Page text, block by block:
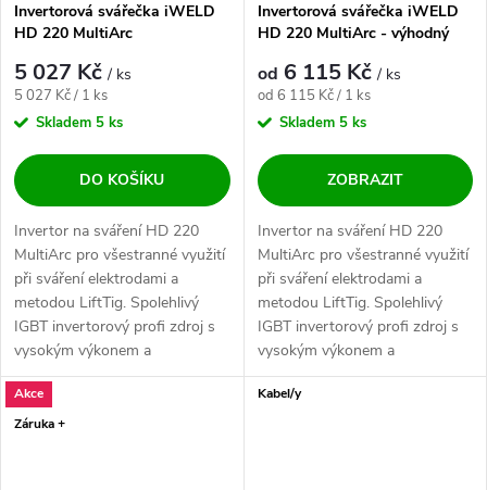
Invertorová svářečka iWELD
HD 220 MultiArc
5 027 Kč/ ks
Měrná cena:
5 027 Kč / 1 ks
Skladem 5 ks
DO KOŠÍKU
Invertor na sváření HD 220
MultiArc pro všestranné využití
při sváření elektrodami a
metodou LiftTig. Spolehlivý
IGBT invertorový profi zdroj s
vysokým výkonem a
zatěžovateli,...
Invertorová svářečka iWELD
HD 220 MultiArc - výhodný
od 6 115 Kč/ ks
Měrná cena:
od 6 115 Kč / 1 ks
Skladem 5 ks
ZOBRAZIT
Invertor na sváření HD 220
MultiArc pro všestranné využití
při sváření elektrodami a
metodou LiftTig. Spolehlivý
IGBT invertorový profi zdroj s
vysokým výkonem a
zatěžovateli,...
Akce
Záruka +
Kabel/y